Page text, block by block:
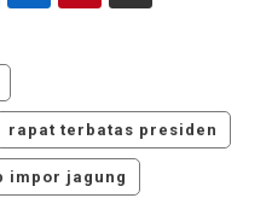
rapat terbatas presiden
impor jagung